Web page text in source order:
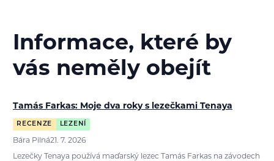
Informace, které by
vás neměly obejít
Tamás Farkas: Moje dva roky s lezečkami Tenaya
RECENZE LEZENÍ
Bára Pilná21. 7. 2026
Lezečky Tenaya používá maďarský lezec Tamás Farkas na závodech